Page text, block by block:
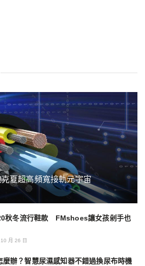
夏超高頻寬接軌元宇宙
秋冬流行鞋款 FMshoes讓女孩剁手也
月 26 日
麼辦？智慧尿濕感知器不錯過換尿布時機